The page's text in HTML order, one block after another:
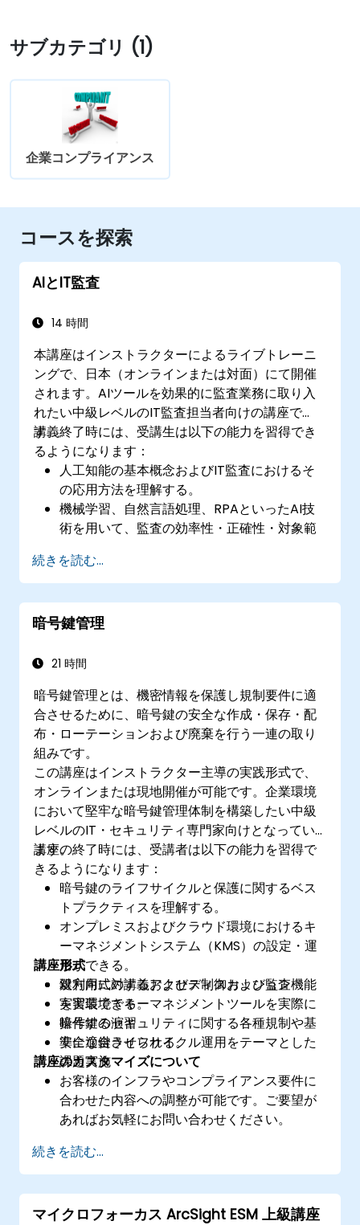
サブカテゴリ (1)
企業コンプライアンス
コースを探索
AIとIT監査
14 時間
本講座はインストラクターによるライブトレーニ
ングで、日本（オンラインまたは対面）にて開催
されます。AIツールを効果的に監査業務に取り入
れたい中級レベルのIT監査担当者向けの講座で
す。
講義終了時には、受講生は以下の能力を習得でき
るようになります：
人工知能の基本概念およびIT監査におけるそ
の応用方法を理解する。
機械学習、自然言語処理、RPAといったAI技
術を用いて、監査の効率性・正確性・対象範
AIツールを活用してリスク評価を行い、継続
的なモニタリングや積極的なリスク管理を実
現する。
AIを監査計画の立案・実施・報告の各段階に
続きを読む...
暗号鍵管理
21 時間
暗号鍵管理とは、機密情報を保護し規制要件に適
合させるために、暗号鍵の安全な作成・保存・配
布・ローテーションおよび廃棄を行う一連の取り
組みです。
この講座はインストラクター主導の実践形式で、
オンラインまたは現地開催が可能です。企業環境
において堅牢な暗号鍵管理体制を構築したい中級
レベルのIT・セキュリティ専門家向けとなってい
ます。
講座の終了時には、受講者は以下の能力を習得で
きるようになります：
暗号鍵のライフサイクルと保護に関するベス
トプラクティスを理解する。
オンプレミスおよびクラウド環境におけるキ
ーマネジメントシステム（KMS）の設定・運
用ができる。
鍵利用に対するアクセス制御および監査機能
を実装できる。
暗号鍵のセキュリティに関する各種規制や基
準に適合させられる。
講座形式
双方向式の講義およびディスカッション
実習環境でキーマネジメントツールを実際に
操作する演習
安全な鍵ライフサイクル運用をテーマとした
課題実施
講座のカスタマイズについて
お客様のインフラやコンプライアンス要件に
合わせた内容への調整が可能です。ご要望が
あればお気軽にお問い合わせください。
続きを読む...
マイクロフォーカス ArcSight ESM 上級講座